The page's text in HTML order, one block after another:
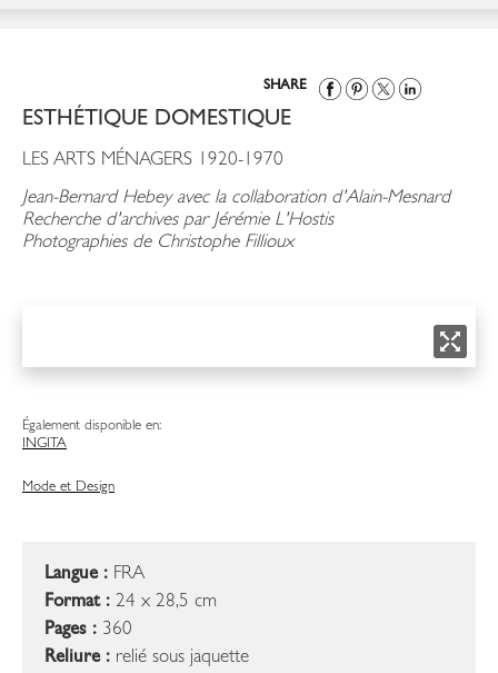
SHARE
ESTHÉTIQUE DOMESTIQUE
LES ARTS MÉNAGERS 1920-1970
Jean-Bernard Hebey avec la collaboration d'Alain-Mesnard
Recherche d'archives par Jérémie L'Hostis
Photographies de Christophe Fillioux
Également disponible en:
INGITA
Mode et Design
Langue : FRA
Format : 24 x 28,5 cm
Pages : 360
Reliure : relié sous jaquette